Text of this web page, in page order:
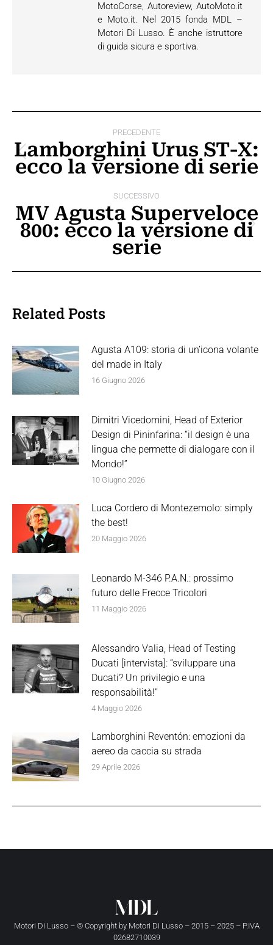
MotoCorse, Autoreview, AutoMoto.it
e Moto.it. Nel 2015 fonda MDL –
Motori Di Lusso. È anche istruttore
di guida sicura e sportiva.
tra
i
PRECEDENTE
Post
precedente:
Lamborghini Urus ST-X:
ecco la versione di serie
SUCCESSIVO
Prossimo
post:
MV Agusta Superveloce
800: ecco la versione di
serie
Related Posts
Agusta A109: storia di un’icona volante
del made in Italy
16 Giugno 2026
Dimitri Vicedomini, Head of Exterior
Design di Pininfarina: “il design è una
lingua che permette di dialogare con il
Mondo!”
10 Giugno 2026
Luca Cordero di Montezemolo: simply
the best!
20 Maggio 2026
Leonardo M-346 P.A.N.: prossimo
futuro delle Frecce Tricolori
11 Maggio 2026
Alessandro Valia, Head of Testing
Ducati [intervista]: “sviluppare una
Ducati? Un privilegio e una
responsabilità!”
4 Maggio 2026
Lamborghini Reventón: emozioni da
aereo da caccia su strada
29 Aprile 2026
Motori Di Lusso – © Copyright by Motori Di Lusso– 2015 – 2025 – P.IVA
02682710039